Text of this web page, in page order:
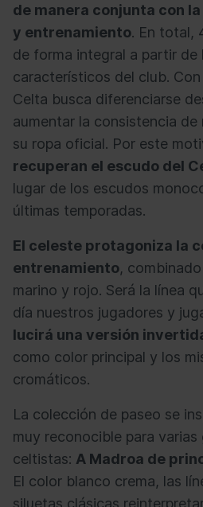
de manera conjunta con
y entrenamiento. En total,
de forma integral a partir de
característicos del club.
Celta busca diferenciarse
aumentar la consistencia de
su ropa oficial. Por este
recuperan el escudo del
lugar de los escudos
últimas temporadas.
El celeste protagoniza la
entrenamiento,
marino y rojo. Será la línea
día nuestros jugadores y
lucirá una versión
como color principal y los
cromáticos.
La colección de paseo se
muy reconocible para varias
celtistas: A Madroa de
El color blanco crema, las
siluetas clásicas